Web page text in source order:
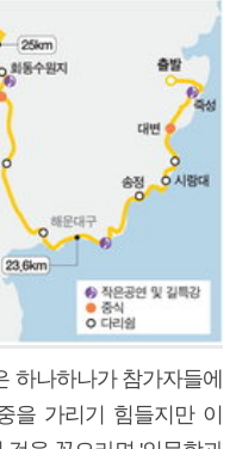
하나하나가 참가자들에
을 가리기 힘들지만 이